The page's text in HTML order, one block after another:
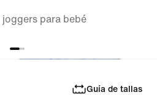
para bebé
Guía de tallas